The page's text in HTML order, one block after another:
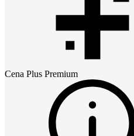
Cena Plus Premium